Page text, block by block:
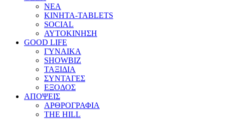
ΝΕΑ
ΚΙΝΗΤΑ-TABLETS
SOCIAL
ΑΥΤΟΚΙΝΗΣΗ
GOOD LIFE
ΓΥΝΑΙΚΑ
SHOWBIZ
ΤΑΞΙΔΙΑ
ΣΥΝΤΑΓΕΣ
ΕΞΟΔΟΣ
ΑΠΟΨΕΙΣ
ΑΡΘΡΟΓΡΑΦΙΑ
THE HILL